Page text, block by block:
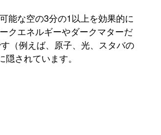
能な空の3分の1以上を効果的に
クエネルギーやダークマターだ
（例えば、原子、光、スタバの
されています。